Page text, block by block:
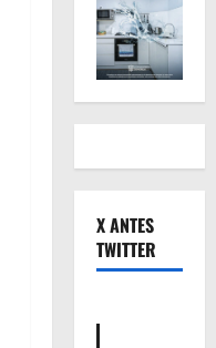
X ANTES
TWITTER